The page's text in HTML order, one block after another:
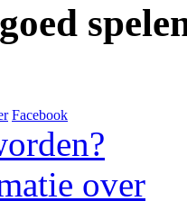
Facebook
over